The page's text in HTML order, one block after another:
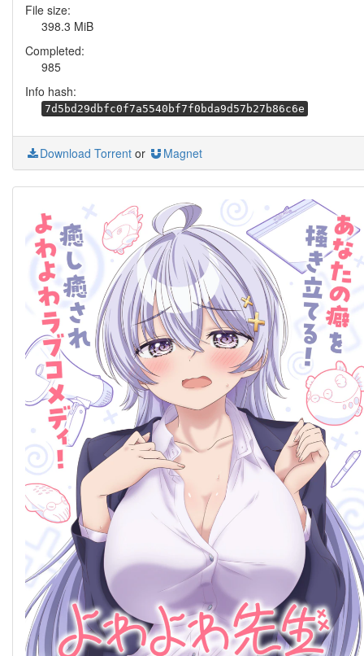
File size:
398.3 MiB
Completed:
985
Info hash:
7d5bd29dbfc0f7a5540bf7f0bda9d57b27b86c6e
Download Torrent or Magnet